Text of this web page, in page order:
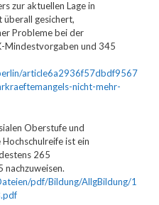
zur aktuellen Lage in
überall gesichert,
Probleme bei der
Mindestvorgaben und 345
article6a2936f57dbdf9567
nicht-mehr-
Oberstufe und
ist ein
265
nachzuweisen.
pdf/Bildung/AllgBildung/1